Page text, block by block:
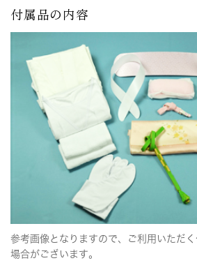
付属品の内容
参考画像となりますので、ご利用いただ
場合がございます。